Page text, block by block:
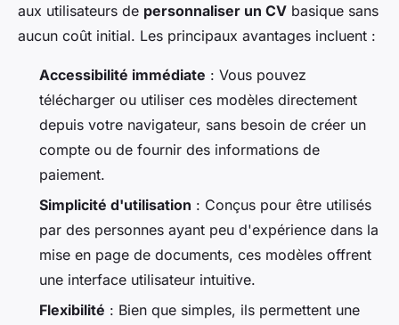
aux utilisateurs de personnaliser un CV basique sans
aucun coût initial. Les principaux avantages incluent :
Accessibilité immédiate : Vous pouvez
télécharger ou utiliser ces modèles directement
depuis votre navigateur, sans besoin de créer un
compte ou de fournir des informations de
paiement.
Simplicité d'utilisation : Conçus pour être utilisés
par des personnes ayant peu d'expérience dans la
mise en page de documents, ces modèles offrent
une interface utilisateur intuitive.
Flexibilité : Bien que simples, ils permettent une